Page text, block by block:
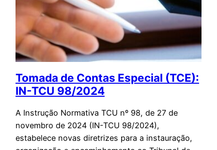
Tomada de Contas Especial (TCE):
IN-TCU 98/2024
A Instrução Normativa TCU nº 98, de 27 de
novembro de 2024 (IN-TCU 98/2024),
estabelece novas diretrizes para a instauração,